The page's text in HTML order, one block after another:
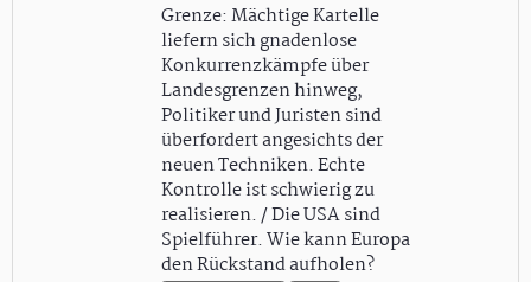
Grenze: Mächtige Kartelle
liefern sich gnadenlose
Konkurrenzkämpfe über
Landesgrenzen hinweg,
Politiker und Juristen sind
überfordert angesichts der
neuen Techniken. Echte
Kontrolle ist schwierig zu
realisieren. / Die USA sind
Spielführer. Wie kann Europa
den Rückstand aufholen?